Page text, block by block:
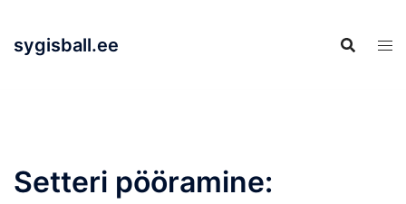
content
sygisball.ee
Setteri pööramine: